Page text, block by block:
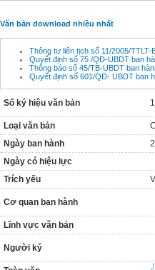
Văn bản download nhiều nhất
Thông tư liên tịch số 11/2005/
Quyết định số 75 /QĐ-UBDT ban
Thông báo số 45/TB-UBDT ban
Quyết định số 601/QĐ- UBDT ban
Số ký hiệu văn bản
Loại văn bản
Ngày ban hành
Ngày có hiệu lực
Trích yếu
Cơ quan ban hành
Lĩnh vực văn bản
Người ký